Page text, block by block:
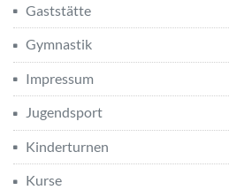
Gaststätte
Gymnastik
Impressum
Jugendsport
Kinderturnen
Kurse